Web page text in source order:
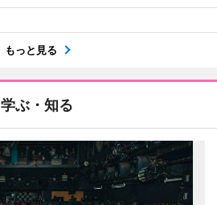
もっと見る
学ぶ・知る